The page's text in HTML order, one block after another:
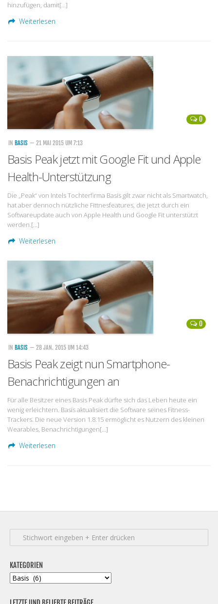
hinzufügen, damit[…]
Weiterlesen
0
IN BASIS — 21 MAI 2015 UM 7:13
Basis Peak jetzt mit Google Fit und Apple
Health-Unterstützung
Die „Peak“ von Intels Tochterfirma Basis gilt zwar nicht als Smartwatch,
hat aber dennoch nützliche Fittnesfeatures, die jetzt durch ein
Softwareupdate auch von Apple Health und Google Fit unterstützt
werden.[…]
Weiterlesen
0
IN BASIS — 28 JAN. 2015 UM 14:43
Basis Peak zeigt nun Smartphone-
Benachrichtigungen an
Für alle Besitzer eines Basis Peak dürfte sich das Leben heute ein
wenig erleichtern. Basis aktualisiert die Software seines Fitness-
Trackers. Die neue Version 1.8.15 ermöglicht es Nutzern des kleinen
Wearables, Benachrichtigungen[…]
Weiterlesen
KATEGORIEN
Kategorien